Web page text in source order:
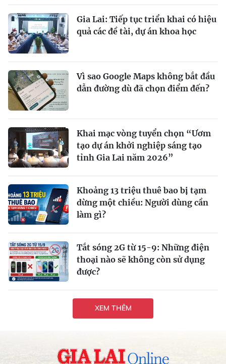
Gia Lai: Tiếp tục triển khai có hiệu
quả các đề tài, dự án khoa học
Vì sao Google Maps không bắt đầu
dẫn đường dù đã chọn điểm đến?
Khai mạc vòng tuyển chọn “Ươm
tạo dự án khởi nghiệp sáng tạo
tỉnh Gia Lai năm 2026”
Khoảng 13 triệu thuê bao bị tạm
dừng một chiều: Người dùng cần
làm gì?
Tắt sóng 2G từ 15-9: Những điện
thoại nào sẽ không còn sử dụng
được?
XEM THÊM